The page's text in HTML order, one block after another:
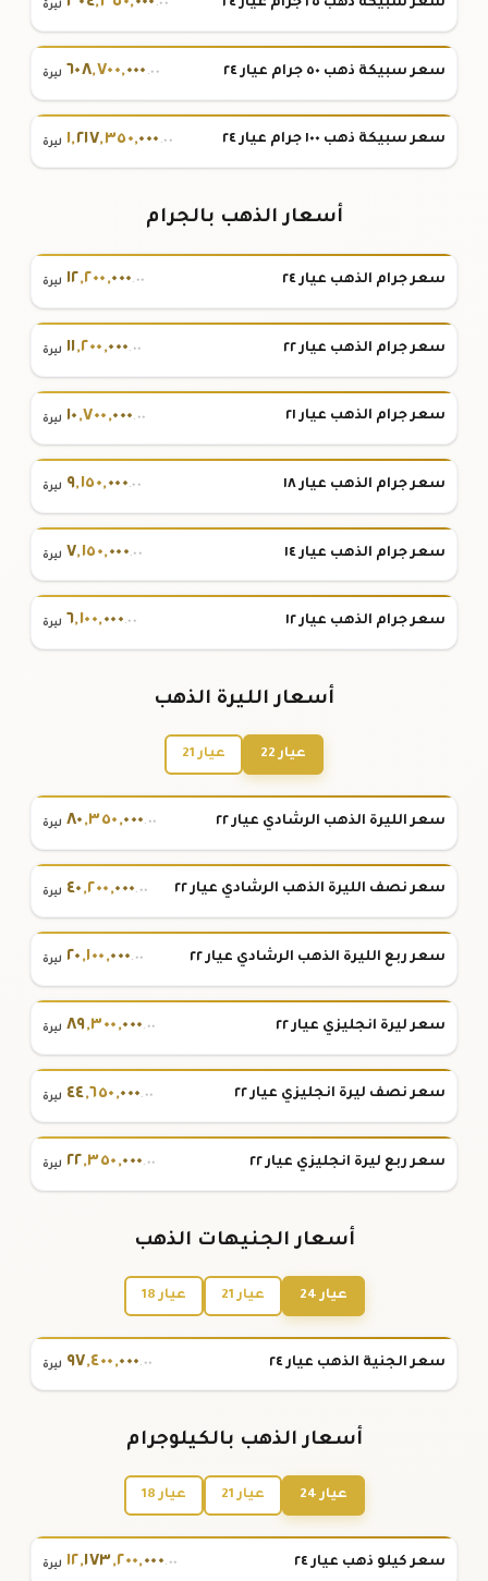
سعر سبيكة ذهب ٢٥ جرام عيار ٢٤ .٠٠ ليرة
سعر سبيكة ذهب ٥٠ جرام عيار ٢٤ ٦٠٨,٧٠٠,٠٠٠ .٠٠ ليرة
سعر سبيكة ذهب ١٠٠ جرام عيار ٢٤ ١,٢١٧,٣٥٠,٠٠٠ .٠٠ ليرة
أسعار الذهب بالجرام
سعر جرام الذهب عيار ٢٤ ١٢,٢٠٠,٠٠٠.٠٠ ليرة
سعر جرام الذهب عيار ٢٢ ١١,٢٠٠,٠٠٠.٠٠ ليرة
سعر جرام الذهب عيار ٢١ ١٠,٧٠٠,٠٠٠.٠٠ ليرة
سعر جرام الذهب عيار ١٨ ٩,١٥٠,٠٠٠.٠٠ ليرة
سعر جرام الذهب عيار ١٤ ٧,١٥٠,٠٠٠.٠٠ ليرة
سعر جرام الذهب عيار ١٢ ٦,١٠٠,٠٠٠.٠٠ ليرة
أسعار الليرة الذهب
عيار 22 عيار 21
سعر الليرة الذهب الرشادي عيار ٢٢ ٨٠,٣٥٠,٠٠٠.٠٠ ليرة
سعر نصف الليرة الذهب الرشادي عيار ٢٢ ٤٠,٢٠٠,٠٠٠.٠٠ ليرة
سعر ربع الليرة الذهب الرشادي عيار ٢٢ ٢٠,١٠٠,٠٠٠.٠٠ ليرة
سعر ليرة انجليزي عيار ٢٢ ٨٩,٣٠٠,٠٠٠.٠٠ ليرة
سعر نصف ليرة انجليزي عيار ٢٢ ٤٤,٦٥٠,٠٠٠.٠٠ ليرة
سعر ربع ليرة انجليزي عيار ٢٢ ٢٢,٣٥٠,٠٠٠.٠٠ ليرة
أسعار الجنيهات الذهب
عيار 24 عيار 21 عيار 18
سعر الجنية الذهب عيار ٢٤ ٩٧,٤٠٠,٠٠٠.٠٠ ليرة
أسعار الذهب بالكيلوجرام
عيار 24 عيار 21 عيار 18
سعر كيلو ذهب عيار ٢٤ ١٢,١٧٣,٢٠٠,٠٠٠.٠٠ ليرة